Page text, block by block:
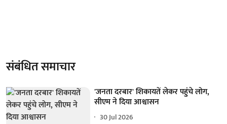
संबंधित समाचार
'जनता दरबार' शिकायतें लेकर पहुंचे लोग,
सीएम ने दिया आश्वासन
30 Jul 2026